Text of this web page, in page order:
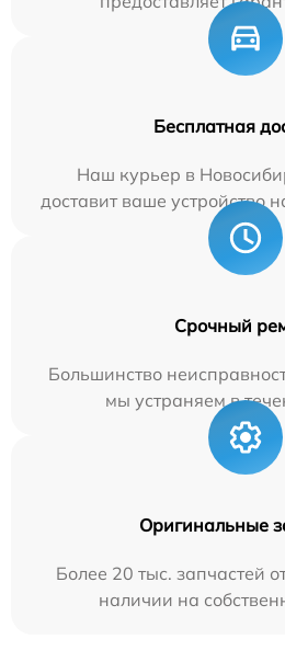
Бесплатная
Наш курьер в
доставит ваше устройство
Срочный
Большинство
мы устраняем в
Оригинальные
Более 20 тыс. запчастей
наличии на